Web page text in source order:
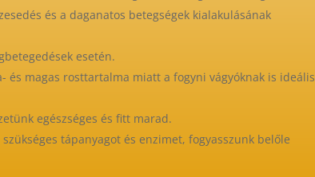
és a daganatos betegségek kialakulásának
esetén.
és magas rosttartalma miatt a fogyni vágyóknak is ideális
egészséges és fitt marad.
tápanyagot és enzimet, fogyasszunk belőle